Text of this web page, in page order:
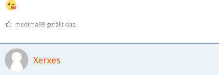
medima99 gefällt das.
Xerxes